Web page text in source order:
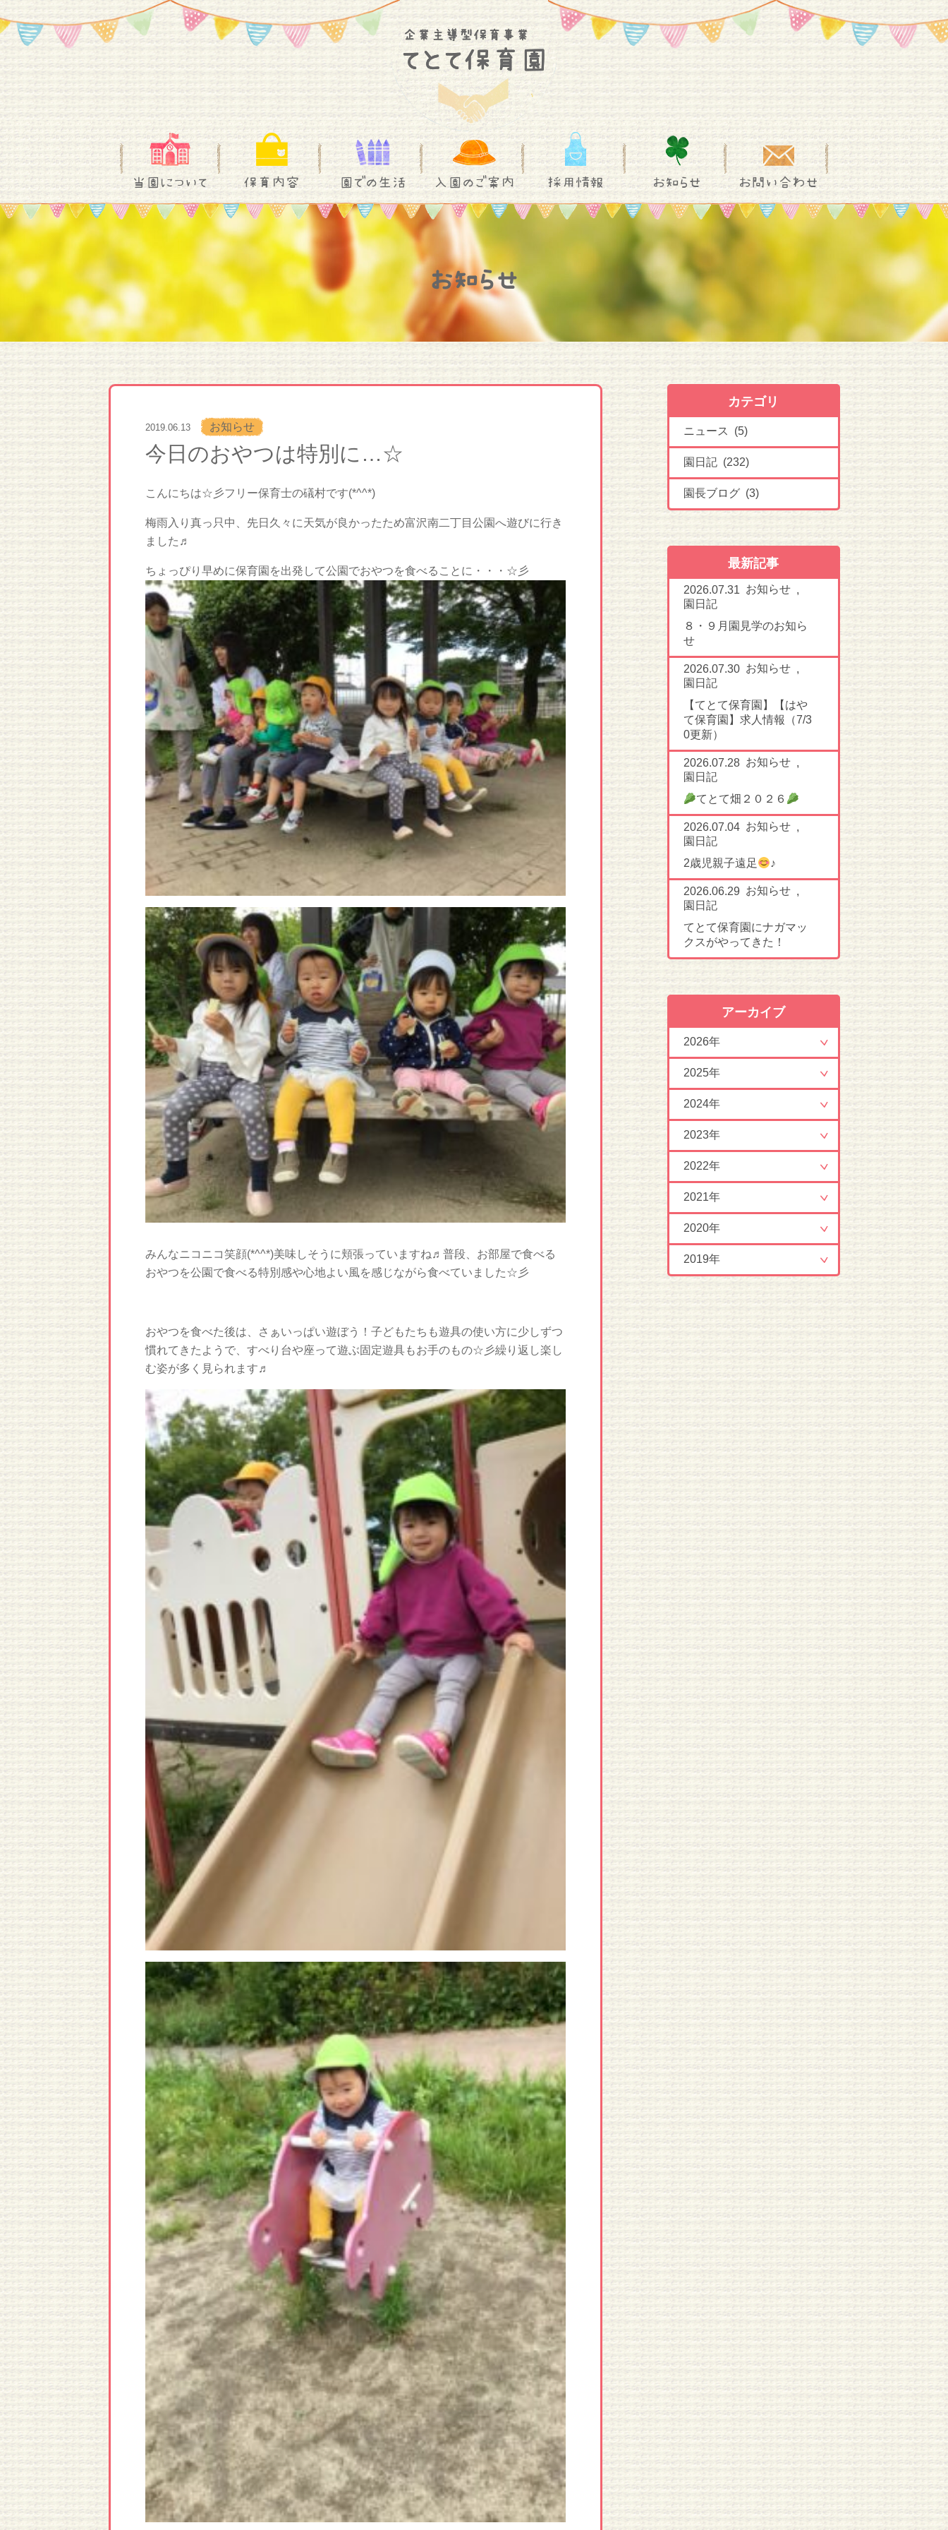
当園について 保育内容 園での生活 入園のご案内 採用情報 お知らせ お問い合わせ
お知らせ
2019.06.13 お知らせ
今日のおやつは特別に…☆
こんにちは☆彡フリー保育士の礒村です(*^^*)
梅雨入り真っ只中、先日久々に天気が良かったため富沢南二丁目公園へ遊びに行き
ました♬
ちょっぴり早めに保育園を出発して公園でおやつを食べることに・・・☆彡
みんなニコニコ笑顔(*^^*)美味しそうに頬張っていますね♬普段、お部屋で食べる
おやつを公園で食べる特別感や心地よい風を感じながら食べていました☆彡
おやつを食べた後は、さぁいっぱい遊ぼう！子どもたちも遊具の使い方に少しずつ
慣れてきたようで、すべり台や座って遊ぶ固定遊具もお手のもの☆彡繰り返し楽し
む姿が多く見られます♬
カテゴリ
ニュース (5)
園日記 (232)
園長ブログ (3)
最新記事
2026.07.31 お知らせ ,
園日記
８・９月園見学のお知ら
せ
2026.07.30 お知らせ ,
園日記
【てとて保育園】【はや
て保育園】求人情報（7/3
0更新）
2026.07.28 お知らせ ,
園日記
てとて畑２０２６
2026.07.04 お知らせ ,
園日記
2歳児親子遠足
♪
2026.06.29 お知らせ ,
園日記
てとて保育園にナガマッ
クスがやってきた！
アーカイブ
2026年
2025年
2024年
2023年
2022年
2021年
2020年
2019年